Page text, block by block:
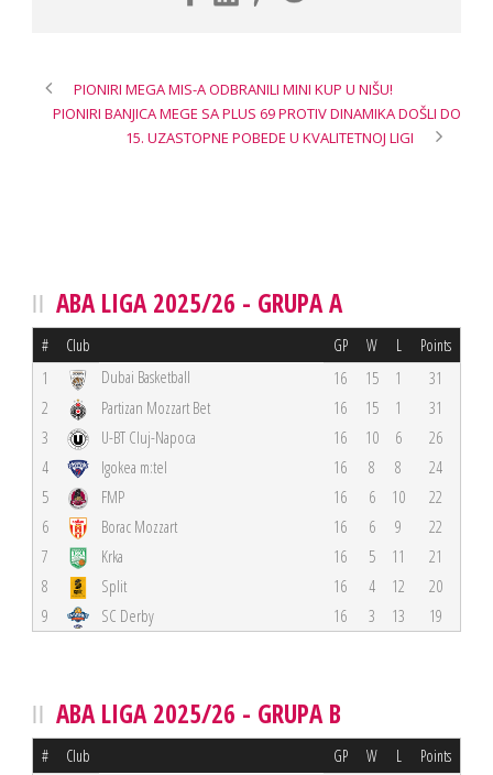
PIONIRI MEGA MIS-A ODBRANILI MINI KUP U NIŠU!
PIONIRI BANJICA MEGE SA PLUS 69 PROTIV DINAMIKA DOŠLI DO
15. UZASTOPNE POBEDE U KVALITETNOJ LIGI
ABA LIGA 2025/26 - GRUPA A
# Club GP W L Points
1 Dubai Basketball 16 15 1
31
2
Partizan Mozzart Bet 16 15 1
31
3
U-BT Cluj-Napoca 16 10 6
26
4
Igokea m:tel 16 8 8
24
5
FMP 16 6 10
22
6
Borac Mozzart 16 6 9
22
7
Krka 16 5 11
21
8
Split 16 4 12
20
9
SC Derby 16 3 13 19
ABA LIGA 2025/26 - GRUPA B
# Club GP W L Points